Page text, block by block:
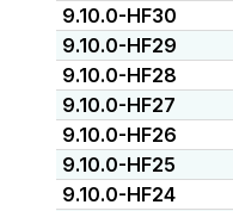
9.10.0-HF30
9.10.0-HF29
9.10.0-HF28
9.10.0-HF27
9.10.0-HF26
9.10.0-HF25
9.10.0-HF24